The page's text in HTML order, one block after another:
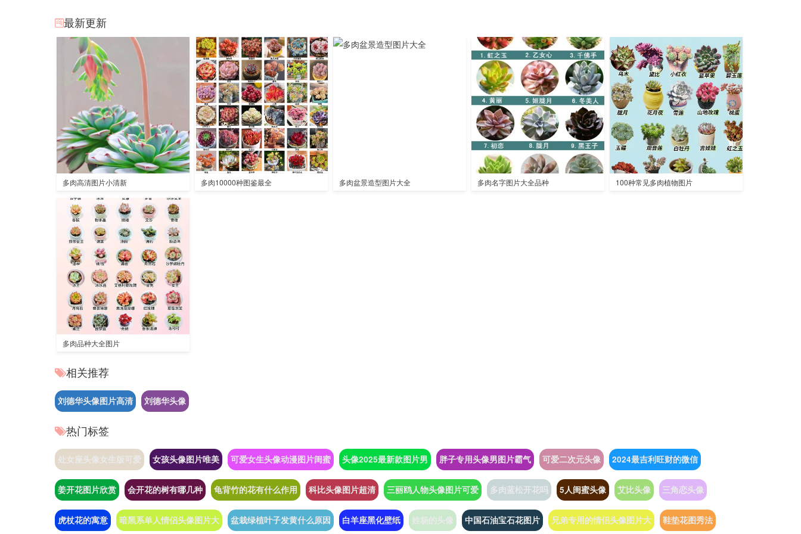
最新更新
多肉高清图片小清新 多肉10000种图鉴最全 多肉盆景造型图片大全 多肉名字图片大全品种 100种常见多肉植物图片
多肉品种大全图片
相关推荐
刘德华头像图片高清 刘德华头像
热门标签
处女座头像女生版可爱 女孩头像图片唯美 可爱女生头像动漫图片闺蜜 头像2025最新款图片男 胖子专用头像男图片霸气 可爱二次元头像 2024最吉利旺财的微信
姜开花图片欣赏 会开花的树有哪几种 龟背竹的花有什么作用 科比头像图片超清 三丽鸥人物头像图片可爱 多肉蓝松开花吗 5人闺蜜头像 艾比头像 三角恋头像
虎杖花的寓意 暗黑系单人情侣头像图片大 盆栽绿植叶子发黄什么原因 白羊座黑化壁纸 姓杨的头像 中国石油宝石花图片 兄弟专用的情侣头像图片大 鞋垫花图秀法